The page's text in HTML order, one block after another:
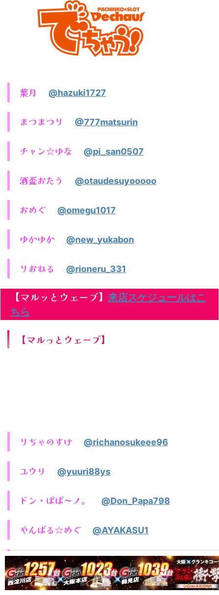
葉月 @hazuki1727
まつまつり @777matsurin
チャン☆ゆな @pi_san0507
酒盃おたう @otaudesuyooooo
おめぐ @omegu1017
ゆかゆか @new_yukabon
りおねる @rioneru_331
【マルッとウェーブ】 来店スケジュールはこ
ちら
【マルっとウェーブ】
りちゃのすけ @richanosukeee96
ユウリ @yuuri88ys
ドン・ぱぱ～ノ。 @Don_Papa798
やんばる☆めぐ @AYAKASU1
めろん @melon_melo621
ねきぽよ@neki_dayoo